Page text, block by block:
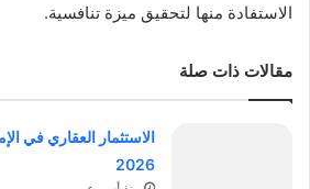
الاستفادة منها لتحقيق ميزة تنافسية.
مقالات ذات صلة
الاستثمار العقاري في
2026